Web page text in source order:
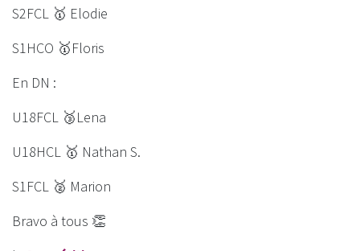
S2FCL 🥇 Elodie
S1HCO 🥇Floris
En DN :
U18FCL 🥉Lena
U18HCL 🥇 Nathan S.
S1FCL 🥈 Marion
Bravo à tous 👏